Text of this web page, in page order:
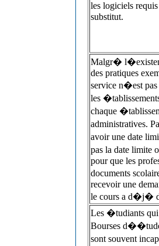
les logiciels
substitut.
Malgr�
des pratiques
service n�est
les
chaque
administratives.
avoir une date
pas la date limite
pour que les
documents
recevoir une
le cours a
Les �tudiants qui
Bourses
sont souvent